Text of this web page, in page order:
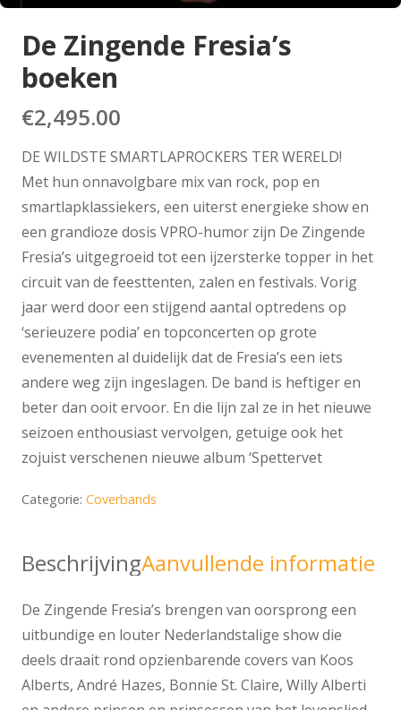
De Zingende Fresia’s
boeken
€2,495.00
DE WILDSTE SMARTLAPROCKERS TER WERELD!
Met hun onnavolgbare mix van rock, pop en
smartlapklassiekers, een uiterst energieke show en
een grandioze dosis VPRO-humor zijn De Zingende
Fresia’s uitgegroeid tot een ijzersterke topper in het
circuit van de feesttenten, zalen en festivals. Vorig
jaar werd door een stijgend aantal optredens op
‘serieuzere podia’ en topconcerten op grote
evenementen al duidelijk dat de Fresia’s een iets
andere weg zijn ingeslagen. De band is heftiger en
beter dan ooit ervoor. En die lijn zal ze in het nieuwe
seizoen enthousiast vervolgen, getuige ook het
zojuist verschenen nieuwe album ‘Spettervet
Categorie: Coverbands
BeschrijvingAanvullende informatie
De Zingende Fresia’s brengen van oorsprong een
uitbundige en louter Nederlandstalige show die
deels draait rond opzienbarende covers van Koos
Alberts, André Hazes, Bonnie St. Claire, Willy Alberti